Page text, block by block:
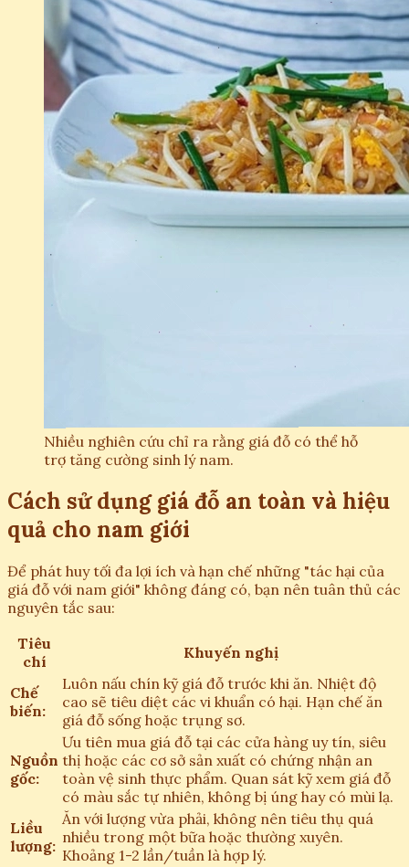
Nhiều nghiên cứu chỉ ra rằng giá đỗ có thể hỗ
trợ tăng cường sinh lý nam.
Cách sử dụng giá đỗ an toàn và hiệu
quả cho nam giới
Để phát huy tối đa lợi ích và hạn chế những "tác hại của
giá đỗ với nam giới" không đáng có, bạn nên tuân thủ các
nguyên tắc sau:
Tiêu
chí
Khuyến nghị
Chế
biến:
Luôn nấu chín kỹ giá đỗ trước khi ăn. Nhiệt độ
cao sẽ tiêu diệt các vi khuẩn có hại. Hạn chế ăn
giá đỗ sống hoặc trụng sơ.
Nguồn
gốc:
Ưu tiên mua giá đỗ tại các cửa hàng uy tín, siêu
thị hoặc các cơ sở sản xuất có chứng nhận an
toàn vệ sinh thực phẩm. Quan sát kỹ xem giá đỗ
có màu sắc tự nhiên, không bị úng hay có mùi lạ.
Liều
lượng:
Ăn với lượng vừa phải, không nên tiêu thụ quá
nhiều trong một bữa hoặc thường xuyên.
Khoảng 1-2 lần/tuần là hợp lý.